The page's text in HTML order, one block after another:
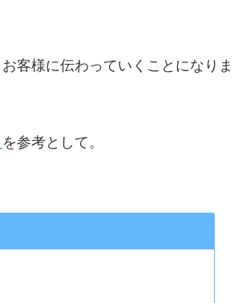
客様に伝わっていくことになりま
を参考として。